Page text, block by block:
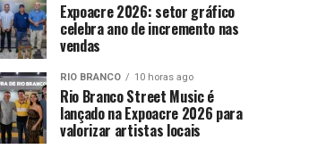
Expoacre 2026: setor gráfico
celebra ano de incremento nas
vendas
RIO BRANCO 10 horas ago
Rio Branco Street Music é
lançado na Expoacre 2026 para
valorizar artistas locais